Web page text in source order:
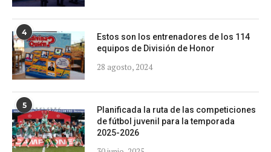
4
Estos son los entrenadores de los 114
equipos de División de Honor
28 agosto, 2024
5
Planificada la ruta de las competiciones
de fútbol juvenil para la temporada
2025-2026